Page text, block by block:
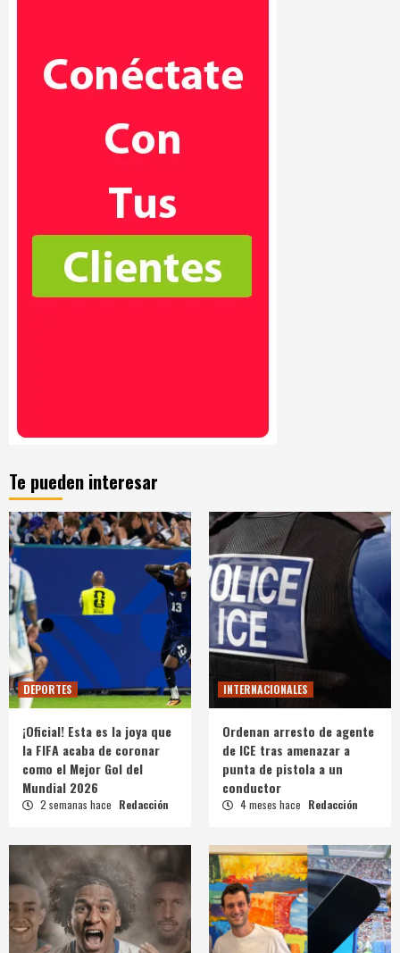
Te pueden interesar
DEPORTES
¡Oficial! Esta es la joya que
la FIFA acaba de coronar
como el Mejor Gol del
Mundial 2026
2 semanas hace Redacción
INTERNACIONALES
Ordenan arresto de agente
de ICE tras amenazar a
punta de pistola a un
conductor
4 meses hace Redacción